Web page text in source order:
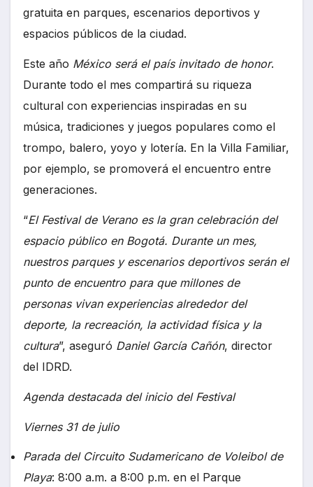
gratuita en parques, escenarios deportivos y
espacios públicos de la ciudad.
Este año México será el país invitado de honor.
Durante todo el mes compartirá su riqueza
cultural con experiencias inspiradas en su
música, tradiciones y juegos populares como el
trompo, balero, yoyo y lotería. En la Villa Familiar,
por ejemplo, se promoverá el encuentro entre
generaciones.
“El Festival de Verano es la gran celebración del
espacio público en Bogotá. Durante un mes,
nuestros parques y escenarios deportivos serán el
punto de encuentro para que millones de
personas vivan experiencias alrededor del
deporte, la recreación, la actividad física y la
cultura”, aseguró Daniel García Cañón, director
del IDRD.
Agenda destacada del inicio del Festival
Viernes 31 de julio
Parada del Circuito Sudamericano de Voleibol de
Playa: 8:00 a.m. a 8:00 p.m. en el Parque